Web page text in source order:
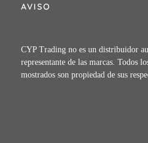
AVISO
CYP Trading no es un distribuidor
representante de las marcas. Todos
mostrados son propiedad de sus